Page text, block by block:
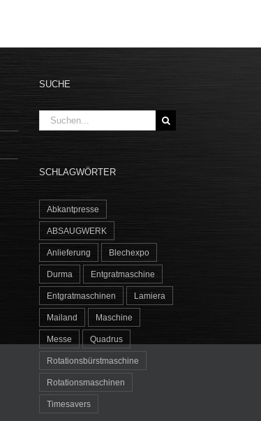
SUCHE
Suche
nach:
SCHLAGWÖRTER
Abkantpresse
ABSAUGWERK
Anlieferung Blechexpo
Durma Entgratmaschine
Entgratmaschinen Lamiera
Mailand Maschine
Messe Quadrus
Rotationsbürstmaschine
Rotationsmaschinen
Timesavers